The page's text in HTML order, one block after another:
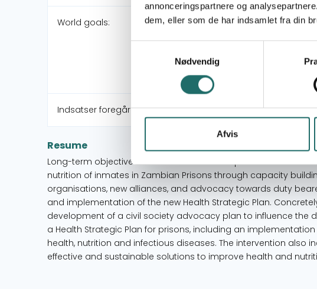
annonceringspartnere og
dem, eller som de har indsamlet fra din
Nødvendig
Afvis
World goals:
Mål 2:
Mål 17:
Indsatser foregår i: Zambia
Resume
Long-term objective of the intervention is to promote and
nutrition of inmates in Zambian Prisons through capacity
organisations, new alliances, and advocacy towards duty
and implementation of the new Health Strategic Plan.
development of a civil society advocacy plan to influence the
a Health Strategic Plan for prisons, including an
health, nutrition and infectious diseases. The intervention also
effective and sustainable solutions to improve health and